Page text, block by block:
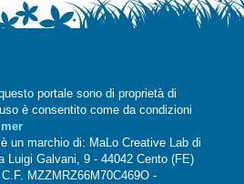
portale sono di proprietà di
è consentito come da condizioni
un marchio di: MaLo Creative Lab di
Luigi Galvani, 9 - 44042 Cento (FE)
MZZMRZ66M70C469O -